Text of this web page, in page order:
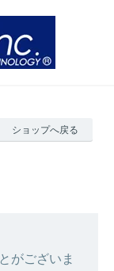
ショップへ戻る
がございま